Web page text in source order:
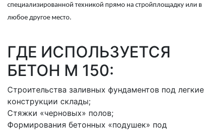
специализированной техникой прямо на стройплощадку или в
любое другое место.
ГДЕ ИСПОЛЬЗУЕТСЯ
БЕТОН M 150:
Строительства заливных фундаментов под легкие
конструкции склады;
Стяжки «черновых» полов;
Формирования бетонных «подушек» под